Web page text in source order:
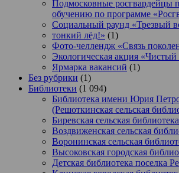
Подмосковные росгвардейцы
обучению по программе
Социальный раунд «Трезвый
тонкий лёд!» (1)
Фото-челлендж «Связь
Экологическая акция «Чистый
Ярмарка вакансий (1)
Без рубрики (1)
Библиотеки (1 094)
Библиотека имени Юрия
(Решоткинская сельская
Биревская сельская библиотека
Воздвиженская сельская
Воронинская сельская
Высоковская городская
Детская библиотека поселка